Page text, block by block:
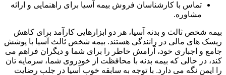
تماس با کارشناسان فروش بیمه آسیا برای راهنمایی و ارائه
مشاوره.
بیمه شخص ثالث و بدنه آسیا، هر دو ابزارهایی کارآمد برای کاهش
ریسک های مالی در رانندگی هستند. بیمه شخص ثالث آسیا با پوشش
جامع و اجباری خود، آرامش خاطر را برای شما و دیگران فراهم می
کند، در حالی که بیمه بدنه با محافظت از خودروی شما، سرمایه تان
را ایمن نگه می دارد. با توجه به سابقه خوب آسیا در جلب رضایت